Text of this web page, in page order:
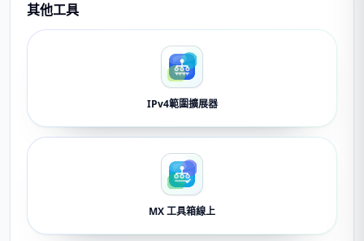
其他工具
IPv4範圍擴展器
MX 工具箱線上